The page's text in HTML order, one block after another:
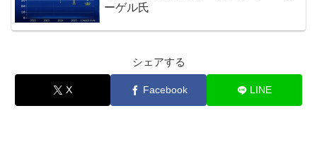
ーゲル氏
シェアする
X Facebook LINE